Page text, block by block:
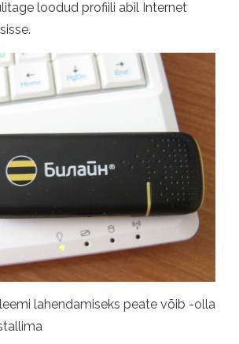
loodud profiili abil Internet
lahendamiseks peate võib -olla